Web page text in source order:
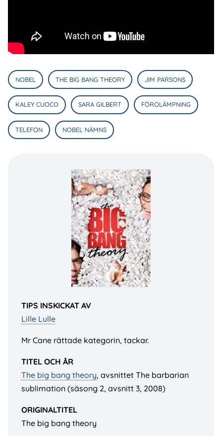
NOBEL THE BIG BANG THEORY JIM PARSONS
KALEY CUOCO SARA GILBERT FÖROLÄMPNING
TELEFON NOBEL NÄMNS
TIPS INSKICKAT AV
Lille Lulle
Mr Cane rättade kategorin, tackar.
TITEL OCH ÅR
The big bang theory, avsnittet The barbarian
sublimation (säsong 2, avsnitt 3, 2008)
ORIGINALTITEL
The big bang theory